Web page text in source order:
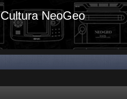
Cultura NeoGeo